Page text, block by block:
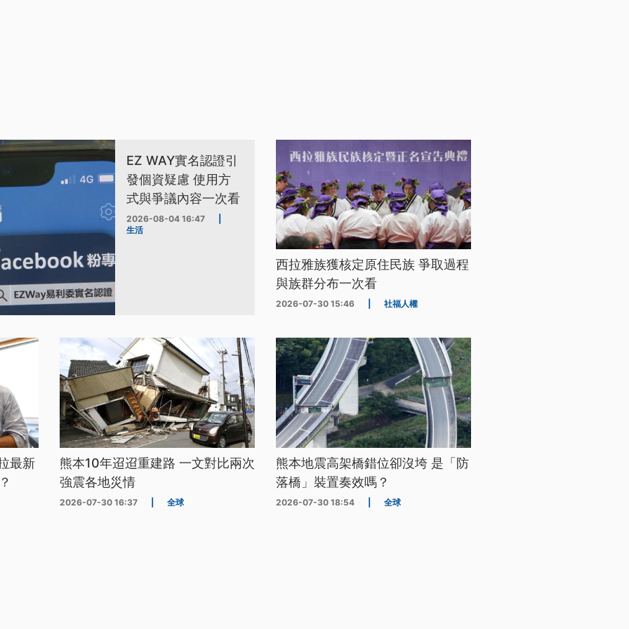
EZ WAY實名認證引
發個資疑慮 使用方
式與爭議內容一次看
2026-08-04 16:47
生活
西拉雅族獲核定原住民族 爭取過程
與族群分布一次看
2026-07-30 15:46 社福人權
最新
熊本10年迢迢重建路 一文對比兩次
強震各地災情
2026-07-30 16:37 全球
熊本地震高架橋錯位卻沒垮 是「防
落橋」裝置奏效嗎？
2026-07-30 18:54 全球